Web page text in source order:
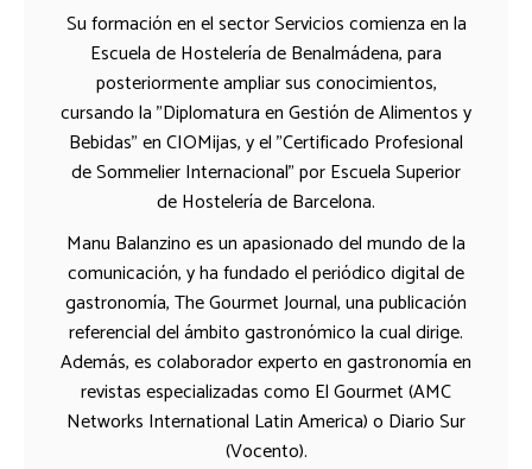
Su formación en el sector Servicios comienza en la
Escuela de Hostelería de Benalmádena, para
posteriormente ampliar sus conocimientos,
cursando la "Diplomatura en Gestión de Alimentos y
Bebidas" en CIOMijas, y el "Certificado Profesional
de Sommelier Internacional" por Escuela Superior
de Hostelería de Barcelona.
Manu Balanzino es un apasionado del mundo de la
comunicación, y ha fundado el periódico digital de
gastronomía, The Gourmet Journal, una publicación
referencial del ámbito gastronómico la cual dirige.
Además, es colaborador experto en gastronomía en
revistas especializadas como El Gourmet (AMC
Networks International Latin America) o Diario Sur
(Vocento).